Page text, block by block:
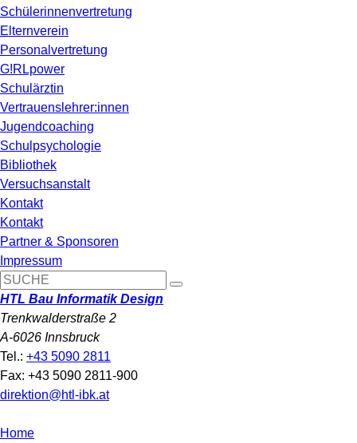
Schülerinnenvertretung
Elternverein
Personalvertretung
G!RLpower
Schulärztin
Vertrauenslehrer:innen
Jugendcoaching
Schulpsychologie
Bibliothek
Versuchsanstalt
Kontakt
Kontakt
Partner & Sponsoren
Impressum
HTL Bau Informatik Design
Trenkwalderstraße 2
A-6026 Innsbruck
Tel.: +43 5090 2811
Fax: +43 5090 2811-900
direktion@htl-ibk.at
Home